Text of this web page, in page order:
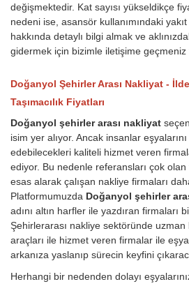
değişmektedir. Kat sayısı yükseldikçe
nedeni ise, asansör kullanımındaki
hakkında detaylı bilgi almak ve
gidermek için bizimle iletişime geçmeniz
Doğanyol Şehirler Arası Nakliyat -
Taşımacılık Fiyatları
Doğanyol şehirler arası nakliyat
isim yer alıyor. Ancak insanlar
edebilecekleri kaliteli hizmet veren
ediyor. Bu nedenle referansları çok
esas alarak çalışan nakliye firmaları
Platformumuzda Doğanyol şehirler
adını altın harfler ile yazdıran firmaları
Şehirlerarası nakliye sektöründe uzman
araçları ile hizmet veren firmalar ile
arkanıza yaslanıp sürecin keyfini
Herhangi bir nedenden dolayı